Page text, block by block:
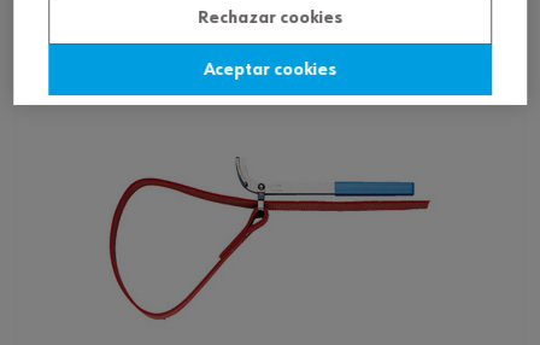
Rechazar cookies
Aceptar cookies